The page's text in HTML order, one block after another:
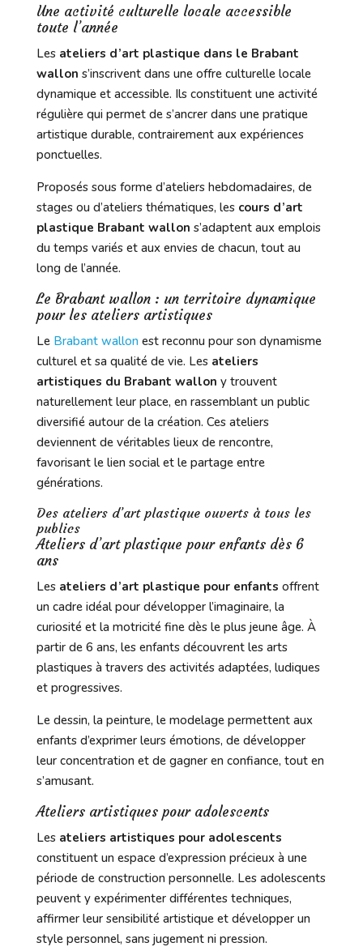
Une activité culturelle locale accessible
toute l’année
Les ateliers d’art plastique dans le Brabant
wallon s’inscrivent dans une offre culturelle locale
dynamique et accessible. Ils constituent une activité
régulière qui permet de s’ancrer dans une pratique
artistique durable, contrairement aux expériences
ponctuelles.
Proposés sous forme d’ateliers hebdomadaires, de
stages ou d’ateliers thématiques, les cours d’art
plastique Brabant wallon s’adaptent aux emplois
du temps variés et aux envies de chacun, tout au
long de l’année.
Le Brabant wallon : un territoire dynamique
pour les ateliers artistiques
Le Brabant wallon est reconnu pour son dynamisme
culturel et sa qualité de vie. Les ateliers
artistiques du Brabant wallon y trouvent
naturellement leur place, en rassemblant un public
diversifié autour de la création. Ces ateliers
deviennent de véritables lieux de rencontre,
favorisant le lien social et le partage entre
générations.
Des ateliers d’art plastique ouverts à tous les
publics
Ateliers d’art plastique pour enfants dès 6
ans
Les ateliers d’art plastique pour enfants offrent
un cadre idéal pour développer l’imaginaire, la
curiosité et la motricité fine dès le plus jeune âge. À
partir de 6 ans, les enfants découvrent les arts
plastiques à travers des activités adaptées, ludiques
et progressives.
Le dessin, la peinture, le modelage permettent aux
enfants d’exprimer leurs émotions, de développer
leur concentration et de gagner en confiance, tout en
s’amusant.
Ateliers artistiques pour adolescents
Les ateliers artistiques pour adolescents
constituent un espace d’expression précieux à une
période de construction personnelle. Les adolescents
peuvent y expérimenter différentes techniques,
affirmer leur sensibilité artistique et développer un
style personnel, sans jugement ni pression.